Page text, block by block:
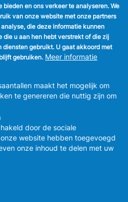
ONS
sociale netwerken
en ons verkeer te analyseren. We
van onze website met onze partners
die deze informatie kunnen
die u aan hen hebt verstrekt of die zij
diensten gebruikt. U gaat akkoord met
gebruiken. Meer informatie
maakt het mogelijk om
te genereren die nuttig zijn om
door de sociale
website hebben toegevoegd
onze inhoud te delen met uw